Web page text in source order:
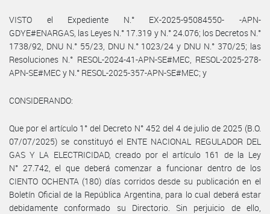
VISTO el Expediente N.° EX-2025-95084550- -APN-
GDYE#ENARGAS, las Leyes N.° 17.319 y N.° 24.076; los Decretos N.°
1738/92, DNU N.° 55/23, DNU N.° 1023/24 y DNU N.° 370/25; las
Resoluciones N.° RESOL-2024-41-APN-SE#MEC, RESOL-2025-278-
APN-SE#MEC y N.° RESOL-2025-357-APN-SE#MEC; y
CONSIDERANDO:
Que por el artículo 1° del Decreto N° 452 del 4 de julio de 2025 (B.O.
07/07/2025) se constituyó el ENTE NACIONAL REGULADOR DEL
GAS Y LA ELECTRICIDAD, creado por el artículo 161 de la Ley
N° 27.742, el que deberá comenzar a funcionar dentro de los
CIENTO OCHENTA (180) días corridos desde su publicación en el
Boletín Oficial de la República Argentina, para lo cual deberá estar
debidamente conformado su Directorio. Sin perjuicio de ello,